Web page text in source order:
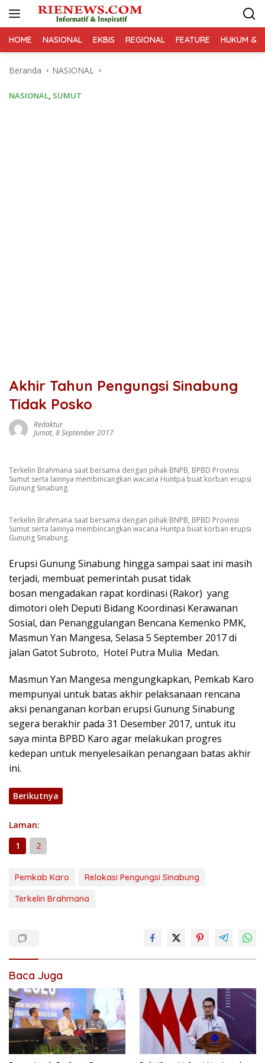
HOME NASIONAL EKBIS REGIONAL FEATURE HUKUM &
Beranda NASIONAL
NASIONAL, SUMUT
Akhir Tahun Pengungsi Sinabung
Tidak Posko
Redaktur
Jumat, 8 September 2017
Terkelin Brahmana saat bersama dengan pihak BNPB, BPBD Provinsi
Sumut serta lainnya membincangkan wacana Huntpa buat korban erupsi
Gunung Sinabung.
Terkelin Brahmana saat bersama dengan pihak BNPB, BPBD Provinsi
Sumut serta lainnya membincangkan wacana Huntpa buat korban erupsi
Gunung Sinabung.
Erupsi Gunung Sinabung hingga sampai saat ini masih
terjadi, membuat pemerintah pusat tidak
bosan mengadakan rapat kordinasi (Rakor) yang
dimotori oleh Deputi Bidang Koordinasi Kerawanan
Sosial, dan Penanggulangan Bencana Kemenko PMK,
Masmun Yan Mangesa, Selasa 5 September 2017 di
jalan Gatot Subroto, Hotel Putra Mulia Medan.
Masmun Yan Mangesa mengungkapkan, Pemkab Karo
mempunyai untuk batas akhir pelaksanaan rencana
aksi penanganan korban erupsi Gunung Sinabung
segera berakhir pada 31 Desember 2017, untuk itu
saya minta BPBD Karo agar melakukan progres
kedepan untuk menyelesaikan penangaan batas akhir
ini.
Berikutnya
Laman:
1
2
Pemkab Karo
Relokasi Pengungsi Sinabung
Terkelin Brahmana
Baca Juga